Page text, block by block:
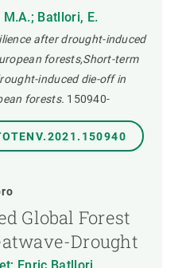
Batllori, E.
after drought-induced
forests,Short-term
induced die-off in
forests. 150940-
Global Forest
Drought